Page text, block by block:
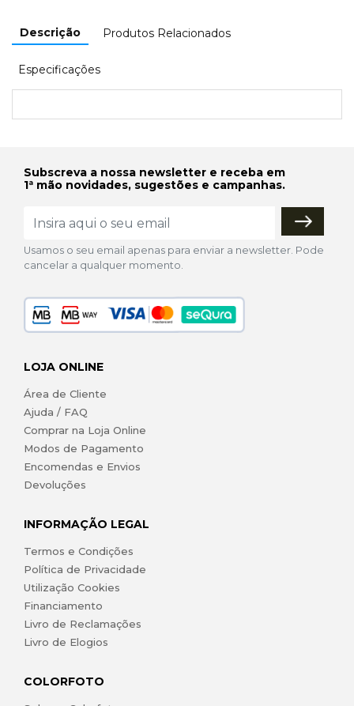
Descrição Produtos Relacionados
Especificações
Subscreva a nossa newsletter e receba em
1ª mão novidades, sugestões e campanhas.
Usamos o seu email apenas para enviar a newsletter. Pode
cancelar a qualquer momento.
LOJA ONLINE
Área de Cliente
Ajuda / FAQ
Comprar na Loja Online
Modos de Pagamento
Encomendas e Envios
Devoluções
INFORMAÇÃO LEGAL
Termos e Condições
Política de Privacidade
Utilização Cookies
Financiamento
Livro de Reclamações
Livro de Elogios
COLORFOTO